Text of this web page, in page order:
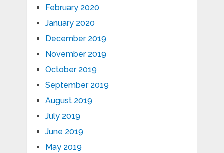
February 2020
January 2020
December 2019
November 2019
October 2019
September 2019
August 2019
July 2019
June 2019
May 2019